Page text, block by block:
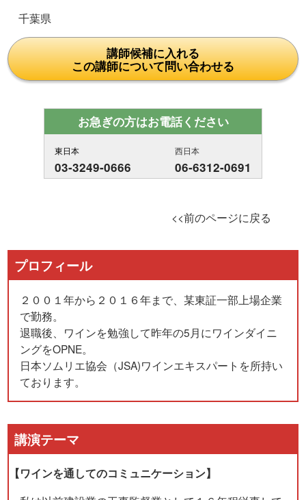
千葉県
講師候補に入れる
この講師について問い合わせる
お急ぎの方はお電話ください
東日本
03-3249-0666
西日本
06-6312-0691
<<前のページに戻る
プロフィール
２００１年から２０１６年まで、某東証一部上場企業
で勤務。
退職後、ワインを勉強して昨年の5月にワインダイニ
ングをOPNE。
日本ソムリエ協会（JSA)ワインエキスパートを所持い
ております。
講演テーマ
【ワインを通してのコミュニケーション】